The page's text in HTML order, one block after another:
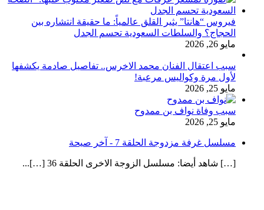
فيروس “هانتا” يثير القلق عالمياً: ما حقيقة انتشاره بين
الحجاج؟ والسلطات السعودية تحسم الجدل
مايو 26, 2026
سبب اعتقال الفنان محمد الاخرس.. تفاصيل صادمة يكشفها
لأول مرة وكواليس مرعبة!
مايو 25, 2026
سبب وفاة نواف بن ممدوح
مايو 25, 2026
مسلسل غرفة مزدوجة الحلقة 7 - آخر صيحة
[…] شاهد أيضا: مسلسل الزوجة الاخرى الحلقة 36 […]...